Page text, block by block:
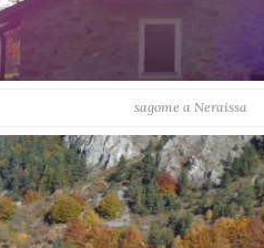
sagome a Neraissa